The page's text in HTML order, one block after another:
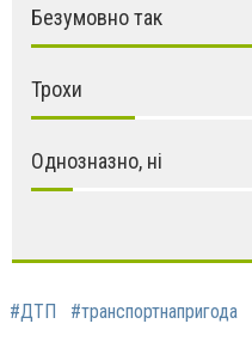
Безумовно так
Трохи
Однозназно, ні
#ДТП #транспортнапригода